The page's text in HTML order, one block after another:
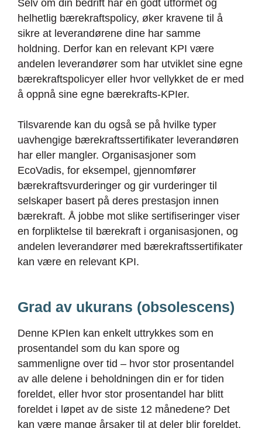
Selv om din bedrift har en godt utformet og
helhetlig bærekraftspolicy, øker kravene til å
sikre at leverandørene dine har samme
holdning. Derfor kan en relevant KPI være
andelen leverandører som har utviklet sine egne
bærekraftspolicyer eller hvor vellykket de er med
å oppnå sine egne bærekrafts-KPIer.
Tilsvarende kan du også se på hvilke typer
uavhengige bærekraftssertifikater leverandøren
har eller mangler. Organisasjoner som
EcoVadis, for eksempel, gjennomfører
bærekraftsvurderinger og gir vurderinger til
selskaper basert på deres prestasjon innen
bærekraft. Å jobbe mot slike sertifiseringer viser
en forpliktelse til bærekraft i organisasjonen, og
andelen leverandører med bærekraftssertifikater
kan være en relevant KPI.
Grad av ukurans (obsolescens)
Denne KPIen kan enkelt uttrykkes som en
prosentandel som du kan spore og
sammenligne over tid – hvor stor prosentandel
av alle delene i beholdningen din er for tiden
foreldet, eller hvor stor prosentandel har blitt
foreldet i løpet av de siste 12 månedene? Det
kan være mange årsaker til at deler blir foreldet,